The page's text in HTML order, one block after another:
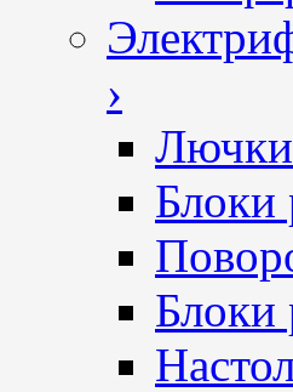
›
Блоки
Блоки